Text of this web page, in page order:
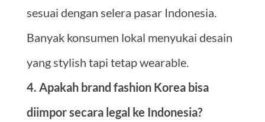
sesuai dengan selera pasar Indonesia.
Banyak konsumen lokal menyukai desain
yang stylish tapi tetap wearable.
4. Apakah brand fashion Korea bisa
diimpor secara legal ke Indonesia?